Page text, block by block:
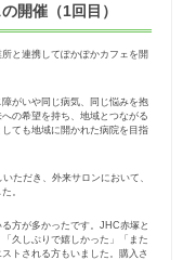
開催（1回目）
と連携してぽかぽかカフェを開
がいや同じ病気、同じ悩みを抱
の希望を持ち、地域とつながる
ても地域に開かれた病院を目指
ただき、外来サロンにおいて、
。
方が多かったです。JHC赤塚と
久しぶりで嬉しかった」「また
トされる方もいました。購入さ